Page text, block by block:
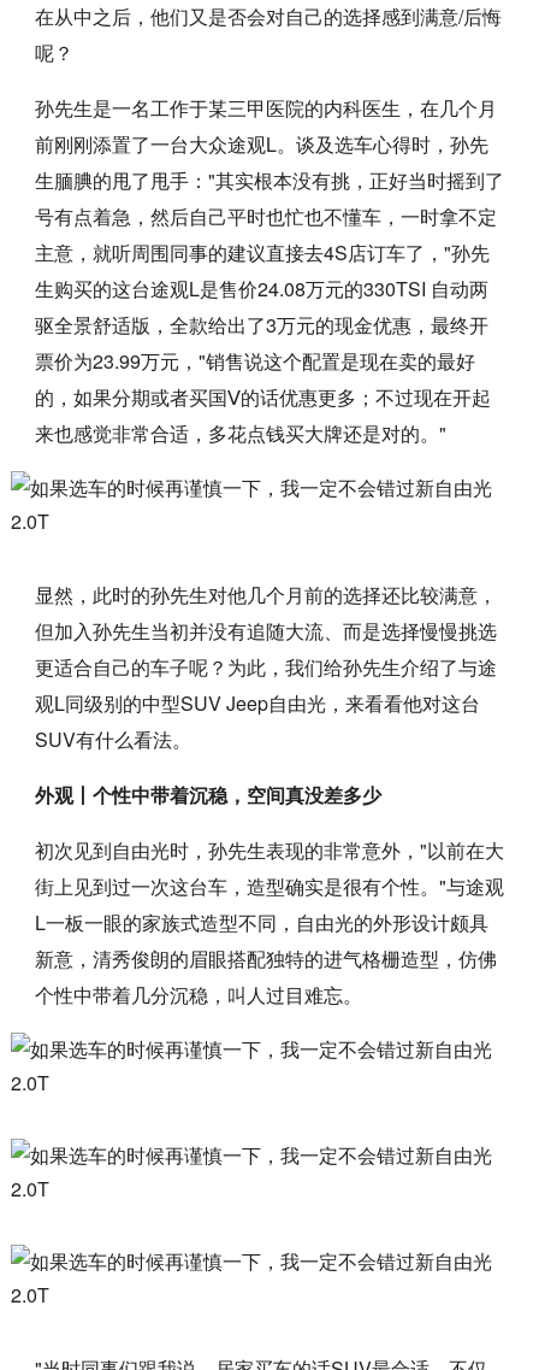
在从中之后，他们又是否会对自己的选择感到满意/后悔
呢？
孙先生是一名工作于某三甲医院的内科医生，在几个月
前刚刚添置了一台大众途观L。谈及选车心得时，孙先
生腼腆的甩了甩手："其实根本没有挑，正好当时摇到了
号有点着急，然后自己平时也忙也不懂车，一时拿不定
主意，就听周围同事的建议直接去4S店订车了，"孙先
生购买的这台途观L是售价24.08万元的330TSI 自动两
驱全景舒适版，全款给出了3万元的现金优惠，最终开
票价为23.99万元，"销售说这个配置是现在卖的最好
的，如果分期或者买国Ⅴ的话优惠更多；不过现在开起
来也感觉非常合适，多花点钱买大牌还是对的。"
显然，此时的孙先生对他几个月前的选择还比较满意，
但加入孙先生当初并没有追随大流、而是选择慢慢挑选
更适合自己的车子呢？为此，我们给孙先生介绍了与途
观L同级别的中型SUV Jeep自由光，来看看他对这台
SUV有什么看法。
外观丨个性中带着沉稳，空间真没差多少
初次见到自由光时，孙先生表现的非常意外，"以前在大
街上见到过一次这台车，造型确实是很有个性。"与途观
L一板一眼的家族式造型不同，自由光的外形设计颇具
新意，清秀俊朗的眉眼搭配独特的进气格栅造型，仿佛
个性中带着几分沉稳，叫人过目难忘。